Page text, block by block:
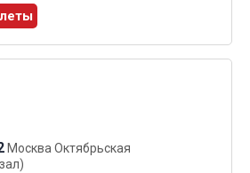
Москва Октябрьская